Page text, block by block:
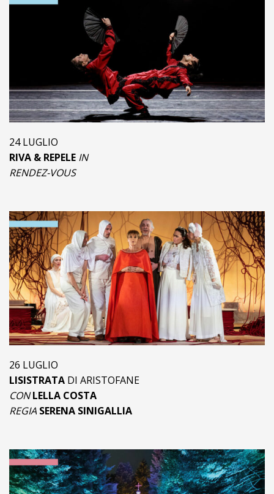
24 LUGLIO
RIVA & REPELE IN
RENDEZ-VOUS
26 LUGLIO
LISISTRATA DI ARISTOFANE
CONLELLA COSTA
REGIA SERENA SINIGALLIA